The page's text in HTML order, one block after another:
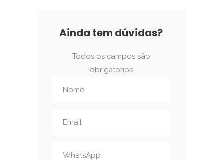
Ainda tem dúvidas?
Todos os campos são
obrigatórios